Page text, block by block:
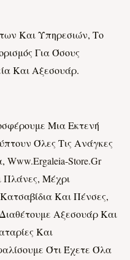
Και Υπηρεσιών, Το
Για Όσους
Και Αξεσουάρ.
Μια Εκτενή
Όλες Τις Ανάγκες
Www.ergaleia-Store.gr
Μέχρι
Και Πένσες,
Αξεσουάρ Και
Και
Ότι Έχετε Όλα